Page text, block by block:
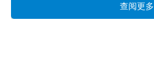
查阅更多